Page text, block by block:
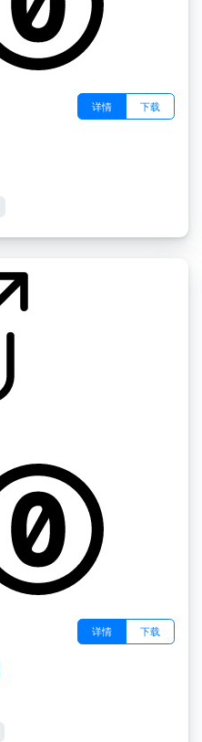
详情 下载
详情 下载